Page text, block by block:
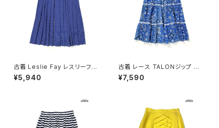
古着 Leslie Fay レスリーフェ
イ 花柄 膝丈 プリーツ スカート
青 (btu2604017)
¥5,940
古着 レース TALONジップ 花
柄 コットン 膝丈 スカート 青 (bt
u2605009)
¥7,590